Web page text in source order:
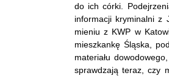
do ich córki.
informacji kryminalni z
mieniu z KWP w
mieszkankę Śląska,
materiału
sprawdzają teraz, czy